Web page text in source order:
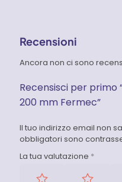
Recensioni
Ancora non ci sono
Recensisci per primo
200 mm Fermec”
Il tuo indirizzo email non
obbligatori sono
La tua valutazione *